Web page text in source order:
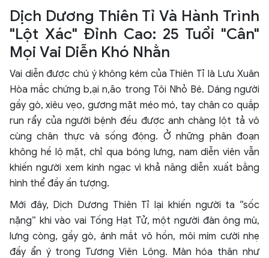
Dịch Dương Thiên Tỉ Và Hành Trình
"Lột Xác" Đỉnh Cao: 25 Tuổi "Cân"
Mọi Vai Diễn Khó Nhằn
Vai diễn được chú ý không kém của Thiên Tỉ là Lưu Xuân
Hòa mắc chứng b,ại n,ão trong Tôi Nhỏ Bé. Dáng người
gầy gò, xiêu vẹo, gương mặt méo mó, tay chân co quắp
run rẩy của người bệnh đều được anh chàng lột tả vô
cùng chân thực và sống động. Ở những phân đoạn
không hề lộ mặt, chỉ qua bóng lưng, nam diễn viên vẫn
khiến người xem kinh ngạc vì khả năng diễn xuất bằng
hình thể đầy ấn tượng.
Mới đây, Dịch Dương Thiên Tỉ lại khiến người ta “sốc
nặng” khi vào vai Tống Hạt Tử, một người đàn ông mù,
lưng còng, gầy gò, ánh mắt vô hồn, môi mím cười nhẹ
đầy ẩn ý trong Tương Viên Lộng. Màn hóa thân như